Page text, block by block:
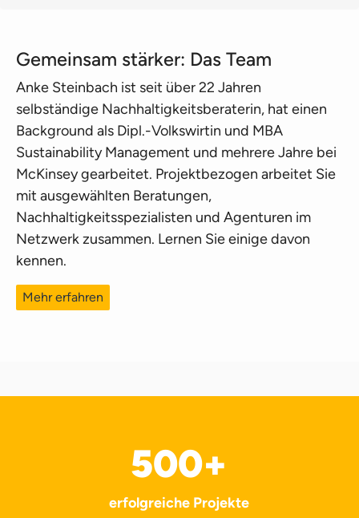
Gemeinsam stärker: Das Team
Anke Steinbach ist seit über 22 Jahren
selbständige Nachhaltigkeitsberaterin, hat einen
Background als Dipl.-Volkswirtin und MBA
Sustainability Management und mehrere Jahre bei
McKinsey gearbeitet. Projektbezogen arbeitet Sie
mit ausgewählten Beratungen,
Nachhaltigkeitsspezialisten und Agenturen im
Netzwerk zusammen. Lernen Sie einige davon
kennen.
Mehr erfahren
500+
erfolgreiche Projekte